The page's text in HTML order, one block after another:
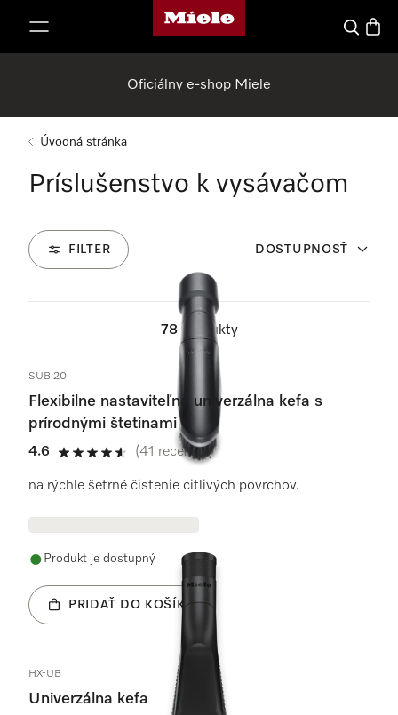
Domovská stránka spoločnosti Miele
Hľadať
Oficiálny e-shop Miele
Úvodná stránka
Príslušenstvo k vysávačom
FILTER DOSTUPNOSŤ
78 Produkty
SUB 20
Flexibilne nastaviteľná univerzálna kefa s
prírodnými štetinami
4.6
4.6 / 5
(41 recenzie)
na rýchle šetrné čistenie citlivých povrchov.
Produkt je dostupný
PRIDAŤ DO KOŠÍKA
HX-UB
Univerzálna kefa